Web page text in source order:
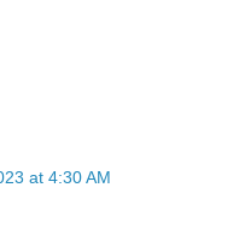
at 4:30 AM